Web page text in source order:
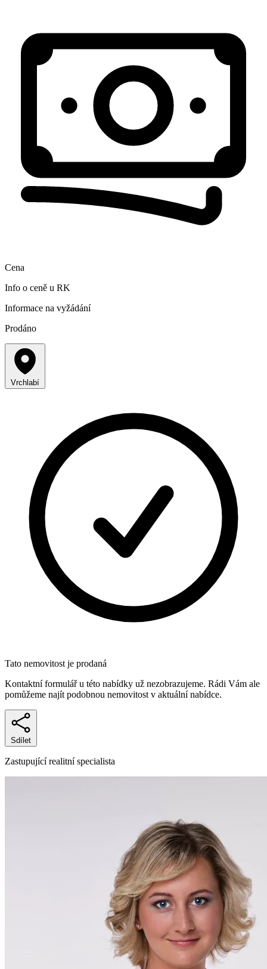
Cena
Info o ceně u RK
Informace na vyžádání
Prodáno
Vrchlabí
Tato nemovitost je prodaná
Kontaktní formulář u této nabídky už nezobrazujeme. Rádi Vám ale
pomůžeme najít podobnou nemovitost v aktuální nabídce.
Sdílet
Zastupující realitní specialista